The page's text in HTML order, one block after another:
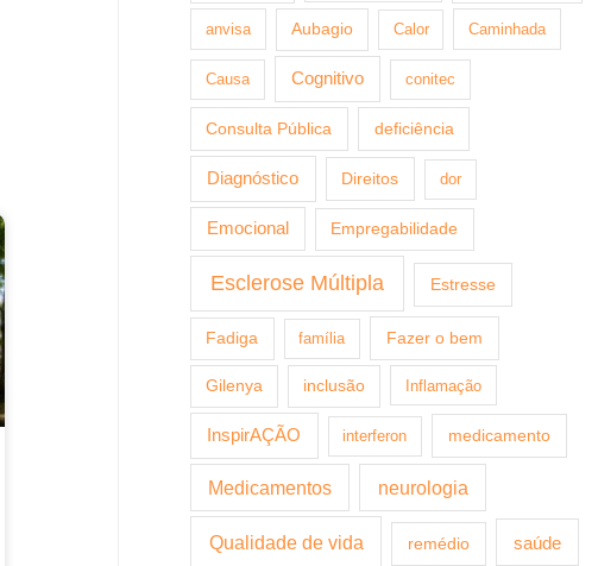
anvisa Aubagio Calor Caminhada
Causa Cognitivo conitec
Consulta Pública deficiência
Diagnóstico Direitos dor
Emocional Empregabilidade
Esclerose Múltipla Estresse
Fadiga família Fazer o bem
Gilenya inclusão Inflamação
InspirAÇÃO interferon medicamento
Medicamentos neurologia
Qualidade de vida remédio saúde